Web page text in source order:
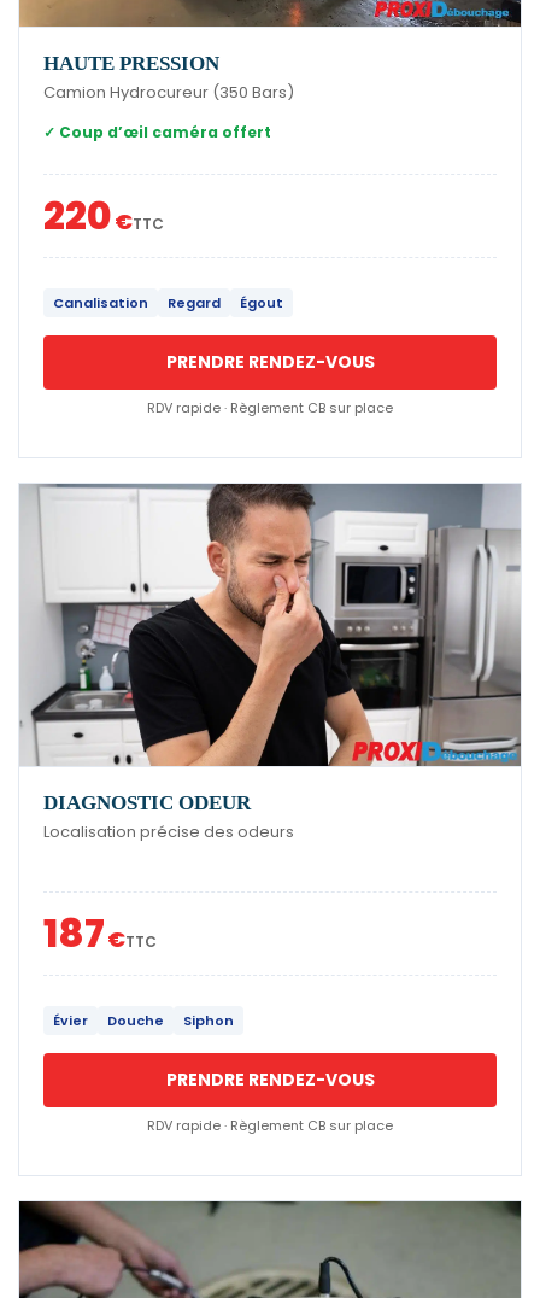
HAUTE PRESSION
Camion Hydrocureur (350 Bars)
✓ Coup d’œil caméra offert
220€TTC
Canalisation Regard Égout
PRENDRE RENDEZ-VOUS
RDV rapide · Règlement CB sur place
DIAGNOSTIC ODEUR
Localisation précise des odeurs
187€TTC
Évier Douche Siphon
PRENDRE RENDEZ-VOUS
RDV rapide · Règlement CB sur place